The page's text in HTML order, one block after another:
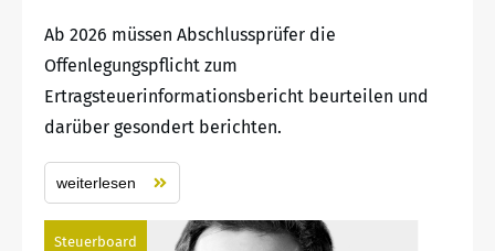
Ab 2026 müssen Abschlussprüfer die
Offenlegungspflicht zum
Ertragsteuerinformationsbericht beurteilen und
darüber gesondert berichten.
weiterlesen
Steuerboard